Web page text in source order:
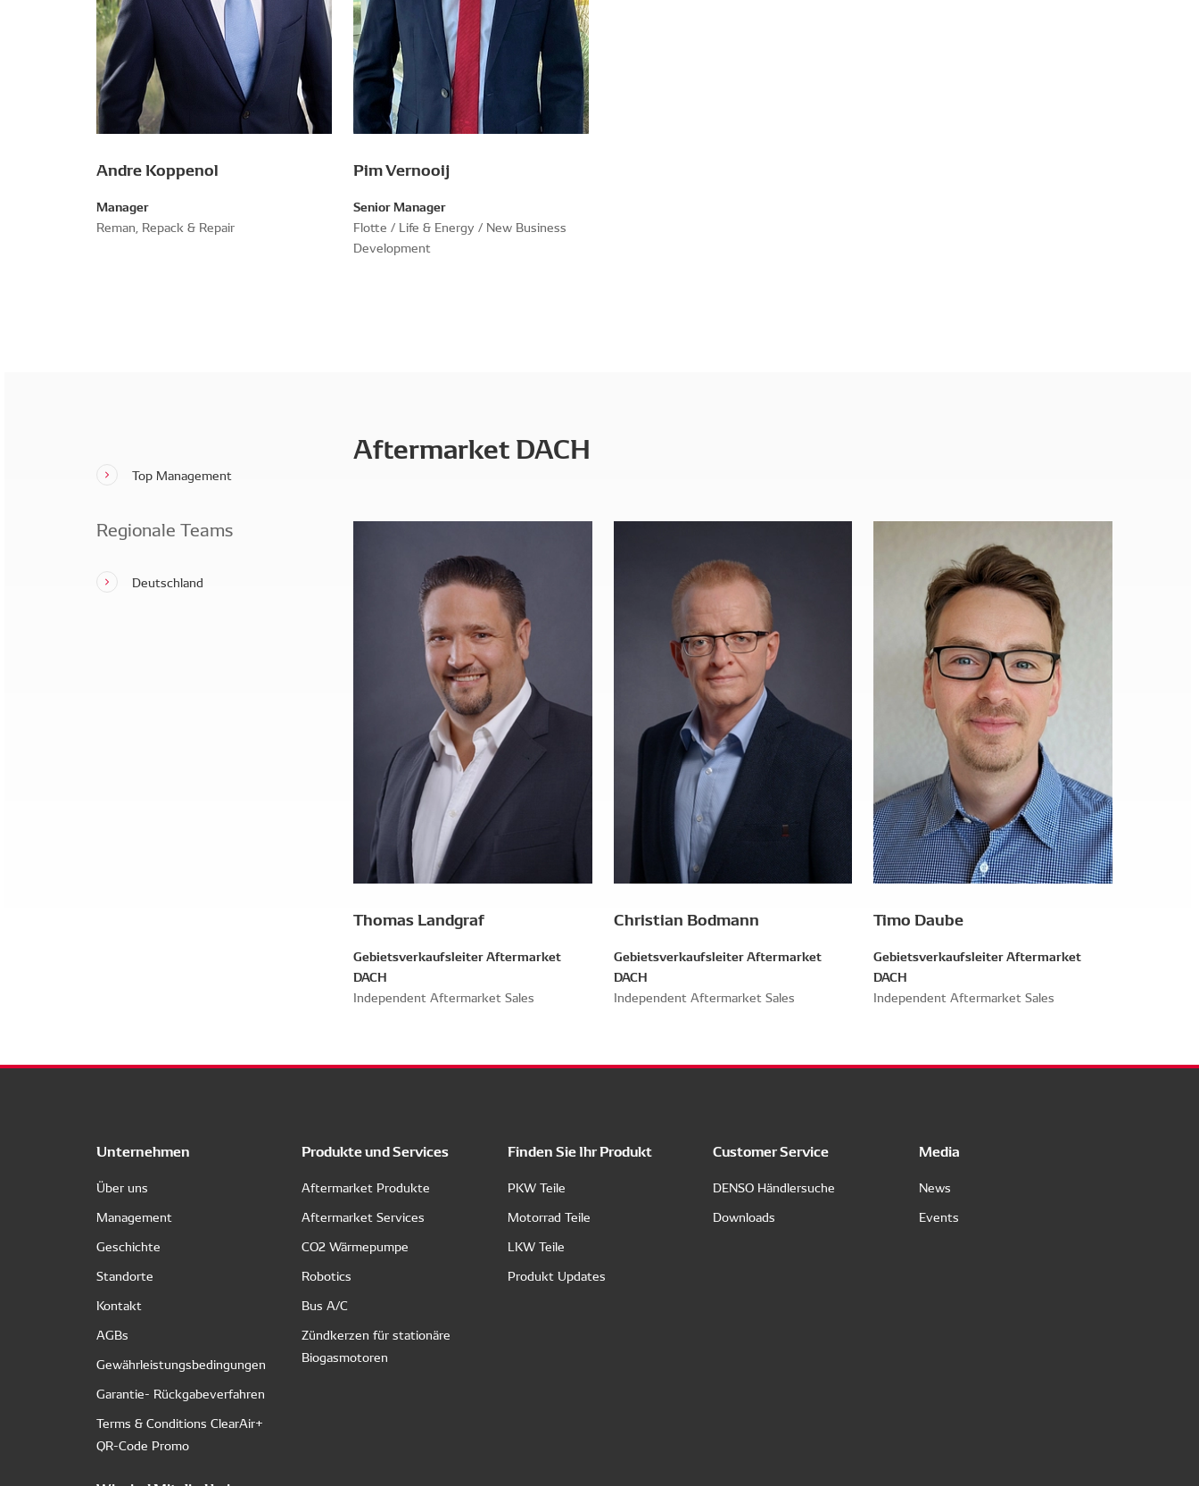
Andre Koppenol
Manager
Reman, Repack & Repair
Pim Vernooij
Senior Manager
Flotte / Life & Energy / New Business
Development
Top Management
Regionale Teams
Deutschland
Aftermarket DACH
Thomas Landgraf
Gebietsverkaufsleiter Aftermarket
DACH
Independent Aftermarket Sales
Christian Bodmann
Gebietsverkaufsleiter Aftermarket
DACH
Independent Aftermarket Sales
Timo Daube
Gebietsverkaufsleiter Aftermarket
DACH
Independent Aftermarket Sales
Unternehmen
Über uns
Management
Geschichte
Standorte
Kontakt
AGBs
Gewährleistungsbedingungen
Garantie- Rückgabeverfahren
Terms & Conditions ClearAir+
QR-Code Promo
Produkte und Services
Aftermarket Produkte
Aftermarket Services
CO2 Wärmepumpe
Robotics
Bus A/C
Zündkerzen für stationäre
Biogasmotoren
Finden Sie Ihr Produkt
PKW Teile
Motorrad Teile
LKW Teile
Produkt Updates
Customer Service
DENSO Händlersuche
Downloads
Media
News
Events